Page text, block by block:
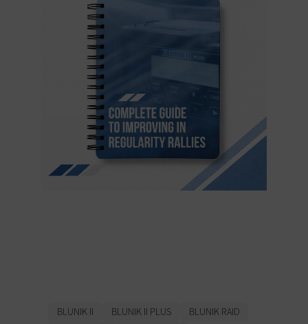
BLUNIK II BLUNIK II PLUS
BLUNIK RAID